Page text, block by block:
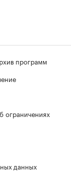
программ
ограничениях
данных